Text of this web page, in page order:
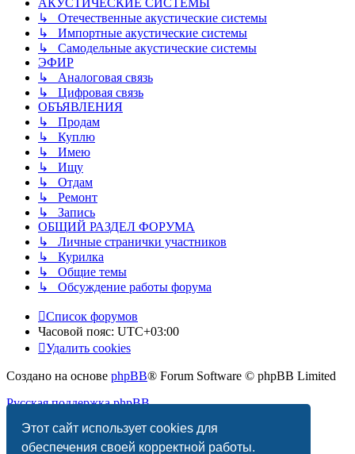
Этот сайт использует cookies для
обеспечения своей корректной работы.
АКУСТИЧЕСКИЕ СИСТЕМЫ
↳ Отечественные акустические системы
↳ Импортные акустические системы
↳ Самодельные акустические системы
ЭФИР
↳ Аналоговая связь
↳ Цифровая связь
ОБЪЯВЛЕНИЯ
↳ Продам
↳ Куплю
↳ Имею
↳ Ищу
↳ Отдам
↳ Ремонт
↳ Запись
ОБЩИЙ РАЗДЕЛ ФОРУМА
↳ Личные странички участников
↳ Курилка
↳ Общие темы
↳ Обсуждение работы форума
Список форумов
Часовой пояс: UTC+03:00
Удалить cookies
Создано на основе phpBB® Forum Software © phpBB Limited
Русская поддержка phpBB
Конфиденциальность |Правила